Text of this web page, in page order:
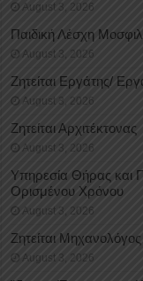
August 3, 2026
Παιδική Λέσχη
August 3, 2026
Ζητείται Εργάτης/
August 3, 2026
Ζητείται Αρχιτέκτονας
August 3, 2026
Υπηρεσία Θήρας και
Oρισμένου Xρόνου
August 3, 2026
Ζητείται
August 3, 2026